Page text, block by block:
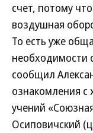
счет, потому
воздушная
То есть уже
необходимости
сообщил
ознакомления с
учений
Осиповичский